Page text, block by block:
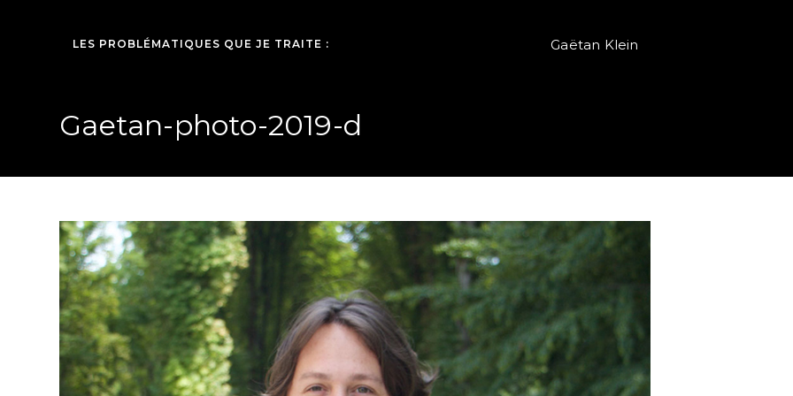
LES PROBLÉMATIQUES QUE JE TRAITE : Gaëtan Klein
Gaetan-photo-2019-d